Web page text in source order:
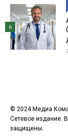
6
© 2024 Медиа
Сетевое издание.
защищены.